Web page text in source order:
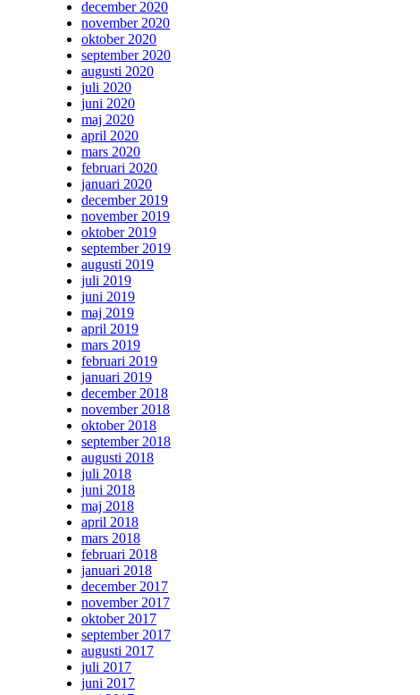
december 2020
november 2020
oktober 2020
september 2020
augusti 2020
juli 2020
juni 2020
maj 2020
april 2020
mars 2020
februari 2020
januari 2020
december 2019
november 2019
oktober 2019
september 2019
augusti 2019
juli 2019
juni 2019
maj 2019
april 2019
mars 2019
februari 2019
januari 2019
december 2018
november 2018
oktober 2018
september 2018
augusti 2018
juli 2018
juni 2018
maj 2018
april 2018
mars 2018
februari 2018
januari 2018
december 2017
november 2017
oktober 2017
september 2017
augusti 2017
juli 2017
juni 2017